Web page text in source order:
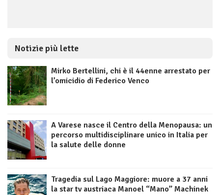
Notizie più lette
Mirko Bertellini, chi è il 44enne arrestato per
l’omicidio di Federico Venco
A Varese nasce il Centro della Menopausa: un
percorso multidisciplinare unico in Italia per
la salute delle donne
Tragedia sul Lago Maggiore: muore a 37 anni
la star tv austriaca Manoel “Mano” Machinek